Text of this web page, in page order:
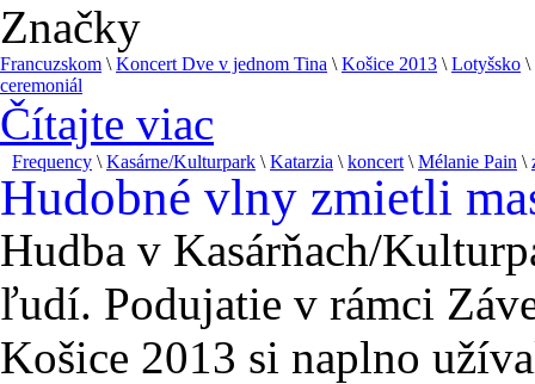
Značky
Francuzskom \ Koncert Dve v jednom Tina \ Košice 2013 \ Lotyšsko \
ceremoniál
Čítajte viac
Frequency \ Kasárne/Kulturpark \ Katarzia \ koncert \ Mélanie Pain \
Hudobné vlny zmietli
Hudba v Kasárňach/
ľudí. Podujatie v rámci
Košice 2013 si naplno